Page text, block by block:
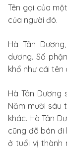
Tên gọi của
của người đó.
Hà Tân
dương. Số
khổ như cái tên
Hà Tân Dương
Năm mười sáu
khác. Hà Tân
cũng đã bán đi
ở tuổi vị thành